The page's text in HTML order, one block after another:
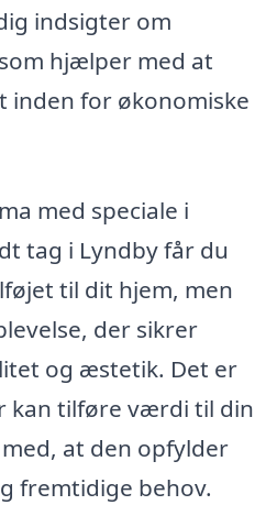
indsigter om
hjælper med at
inden for økonomiske
med speciale i
tag i Lyndby får du
til dit hjem, men
der sikrer
og æstetik. Det er
kan tilføre værdi til din
at den opfylder
fremtidige behov.